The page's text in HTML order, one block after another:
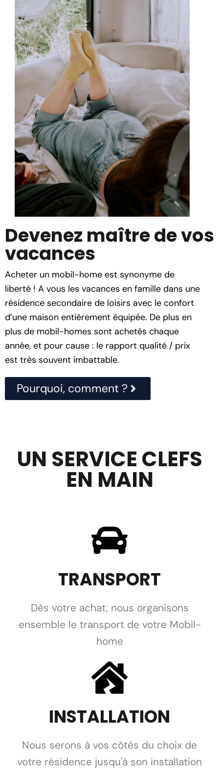
Devenez maître de vos
vacances
Acheter un mobil-home est synonyme de
liberté ! A vous les vacances en famille dans une
résidence secondaire de loisirs avec le confort
d’une maison entièrement équipée. De plus en
plus de mobil-homes sont achetés chaque
année, et pour cause : le rapport qualité / prix
est très souvent imbattable.
Pourquoi, comment ?
UN SERVICE CLEFS
EN MAIN
TRANSPORT
Dès votre achat, nous organisons
ensemble le transport de votre Mobil-
home
INSTALLATION
Nous serons à vos côtés du choix de
votre résidence jusqu'à son installation